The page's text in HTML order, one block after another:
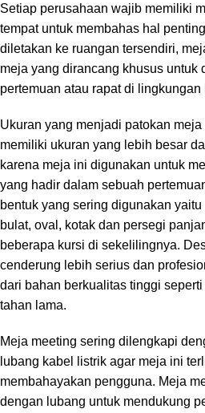
Setiap perusahaan wajib memiliki
tempat untuk membahas hal
diletakan ke ruangan tersendiri,
meja yang dirancang khusus untuk
pertemuan atau rapat di lingkungan
Ukuran yang menjadi patokan
memiliki ukuran yang lebih besar
karena meja ini digunakan untuk
yang hadir dalam sebuah
bentuk yang sering digunakan
bulat, oval, kotak dan persegi
beberapa kursi di sekelilingnya.
cenderung lebih serius dan
dari bahan berkualitas tinggi
tahan lama.
Meja meeting sering dilengkapi
lubang kabel listrik agar meja ini
membahayakan pengguna. Meja
dengan lubang untuk mendukung